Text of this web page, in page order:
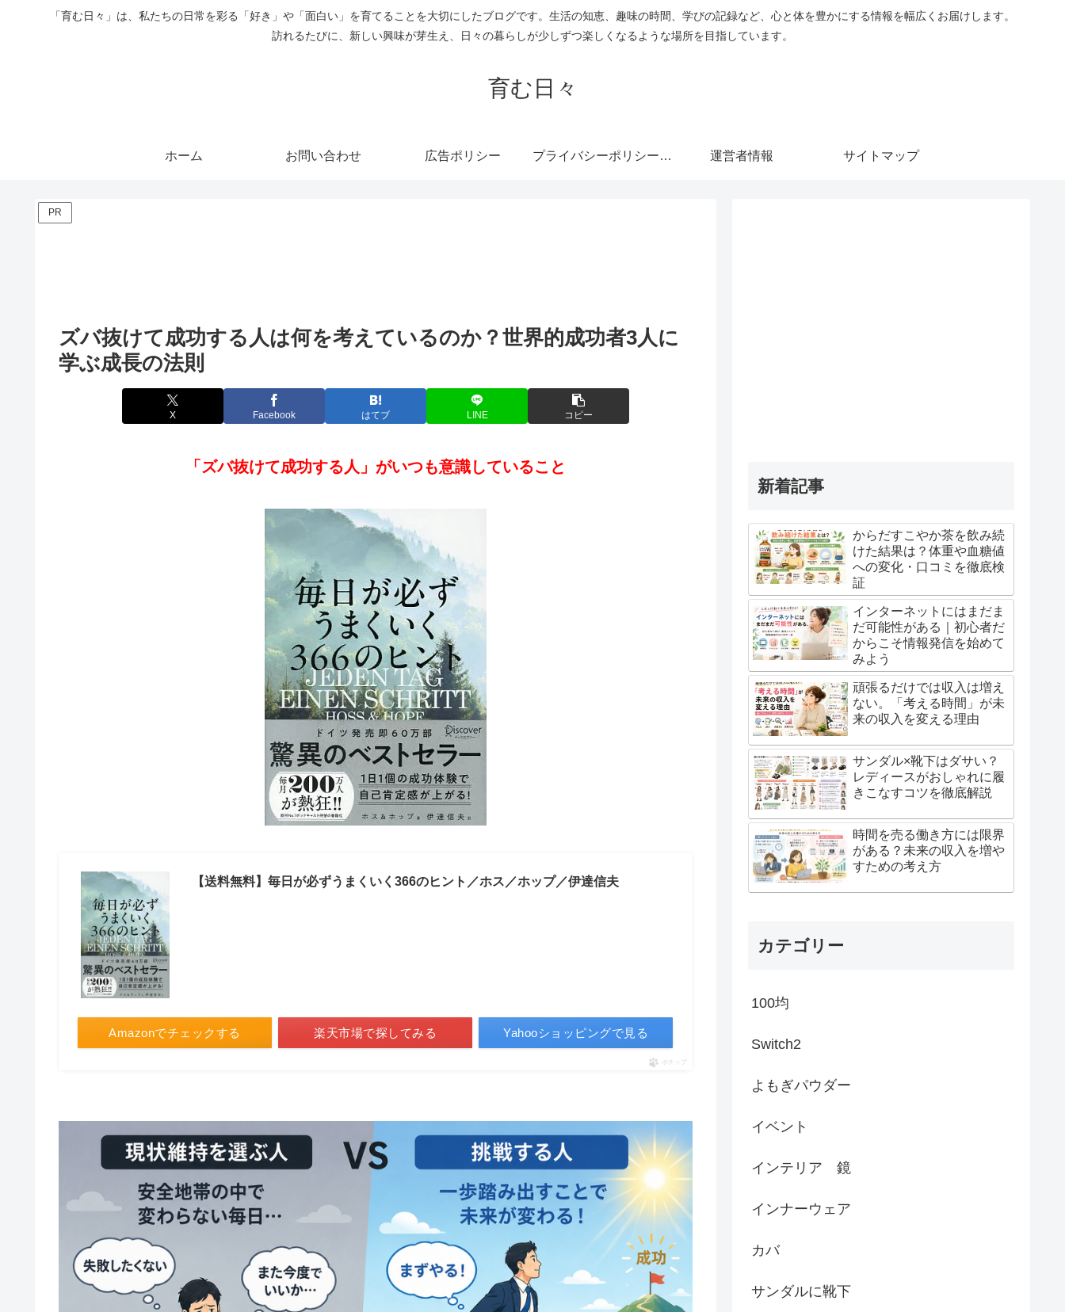
「育む日々」は、私たちの日常を彩る「好き」や「面白い」を育てることを大切にしたブログです。生活の知恵、趣味の時間、学びの記録など、心と体を豊かにする情報を幅広くお届けします。
訪れるたびに、新しい興味が芽生え、日々の暮らしが少しずつ楽しくなるような場所を目指しています。
育む日々
ホーム お問い合わせ 広告ポリシー プライバシーポリシー・免責事項 運営者情報 サイトマップ
PR
ズバ抜けて成功する人は何を考えているのか？世界的成功者3人に
学ぶ成長の法則
X Facebook はてブ LINE コピー
「ズバ抜けて成功する人」がいつも意識していること
【送料無料】毎日が必ずうまくいく366のヒント／ホス／ホップ／伊達信夫
Amazonでチェックする 楽天市場で探してみる Yahooショッピングで見る
ポチップ
新着記事
からだすこやか茶を飲み続
けた結果は？体重や血糖値
への変化・口コミを徹底検
証
インターネットにはまだま
だ可能性がある｜初心者だ
からこそ情報発信を始めて
みよう
頑張るだけでは収入は増え
ない。「考える時間」が未
来の収入を変える理由
サンダル×靴下はダサい？
レディースがおしゃれに履
きこなすコツを徹底解説
時間を売る働き方には限界
がある？未来の収入を増や
すための考え方
カテゴリー
100均
Switch2
よもぎパウダー
イベント
インテリア 鏡
インナーウェア
カバ
サンダルに靴下